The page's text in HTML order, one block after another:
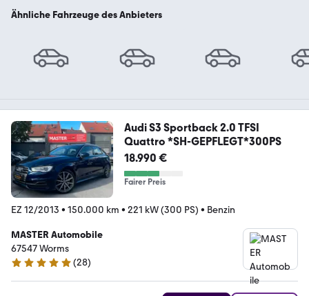
Ähnliche Fahrzeuge des Anbieters
Audi S3 Sportback 2.0 TFSI
Quattro *SH-GEPFLEGT*300PS
18.990 €
Fairer Preis
EZ 12/2013 • 150.000 km • 221 kW (300 PS) • Benzin
MASTER Automobile
67547 Worms
5 Sterne
(28)